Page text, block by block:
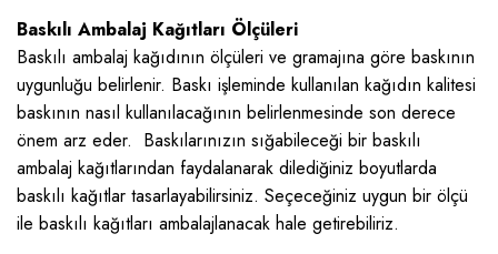
Baskılı Ambalaj Kağıtları Ölçüleri
Baskılı ambalaj kağıdının ölçüleri ve gramajına göre baskının
uygunluğu belirlenir. Baskı işleminde kullanılan kağıdın kalitesi
baskının nasıl kullanılacağının belirlenmesinde son derece
önem arz eder. Baskılarınızın sığabileceği bir baskılı
ambalaj kağıtlarından faydalanarak dilediğiniz boyutlarda
baskılı kağıtlar tasarlayabilirsiniz. Seçeceğiniz uygun bir ölçü
ile baskılı kağıtları ambalajlanacak hale getirebiliriz.